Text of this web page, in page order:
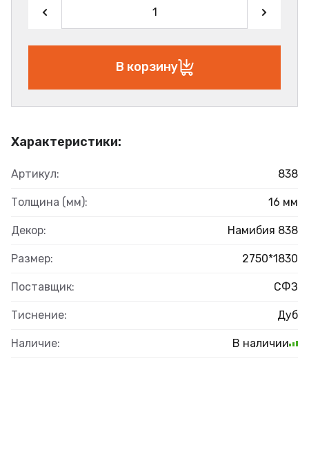
Характеристики:
Артикул: 838
Толщина (мм): 16 мм
Декор: Намибия 838
Размер: 2750*1830
Поставщик: СФЗ
Тиснение: Дуб
Наличие: В наличии
В корзину